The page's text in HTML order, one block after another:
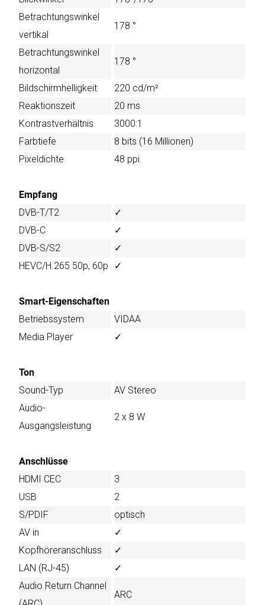
Betrachtungswinkel
vertikal
178 °
Betrachtungswinkel
horizontal
178 °
Bildschirmhelligkeit
220 cd/m²
Reaktionszeit
20 ms
Kontrastverhältnis
3000:1
Farbtiefe
8 bits (16 Millionen)
Pixeldichte
48 ppi
Empfang
DVB-T/T2
✓
DVB-C
✓
DVB-S/S2
✓
HEVC/H.265 50p, 60p
✓
Smart-Eigenschaften
Betriebssystem
VIDAA
Media Player
✓
Ton
Sound-Typ
AV Stereo
Audio-
Ausgangsleistung
2 x 8 W
Anschlüsse
HDMI CEC
3
USB
2
S/PDIF
optisch
AV in
✓
Kopfhöreranschluss
✓
LAN (RJ-45)
✓
Audio Return Channel
ARC